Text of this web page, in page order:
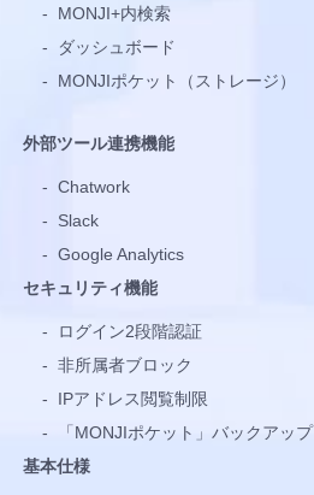
-
MONJI+内検索
-
ダッシュボード
-
MONJIポケット（ストレージ）
外部ツール連携機能
- Chatwork
-
Slack
- Google Analytics
セキュリティ機能
-
ログイン2段階認証
- 非所属者ブロック
-
IPアドレス閲覧制限
-
「MONJIポケット」バックアップ
基本仕様